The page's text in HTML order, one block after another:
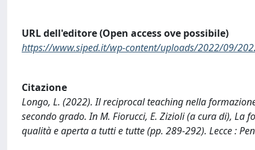
URL dell'editore (Open access ove possibile)
https://www.siped.it/wp-content/uploads/2022/09/
Citazione
Longo, L. (2022). Il reciprocal teaching nella
secondo grado. In M. Fiorucci, E. Zizioli (a cura di),
qualità e aperta a tutti e tutte (pp. 289-292). Lecce :